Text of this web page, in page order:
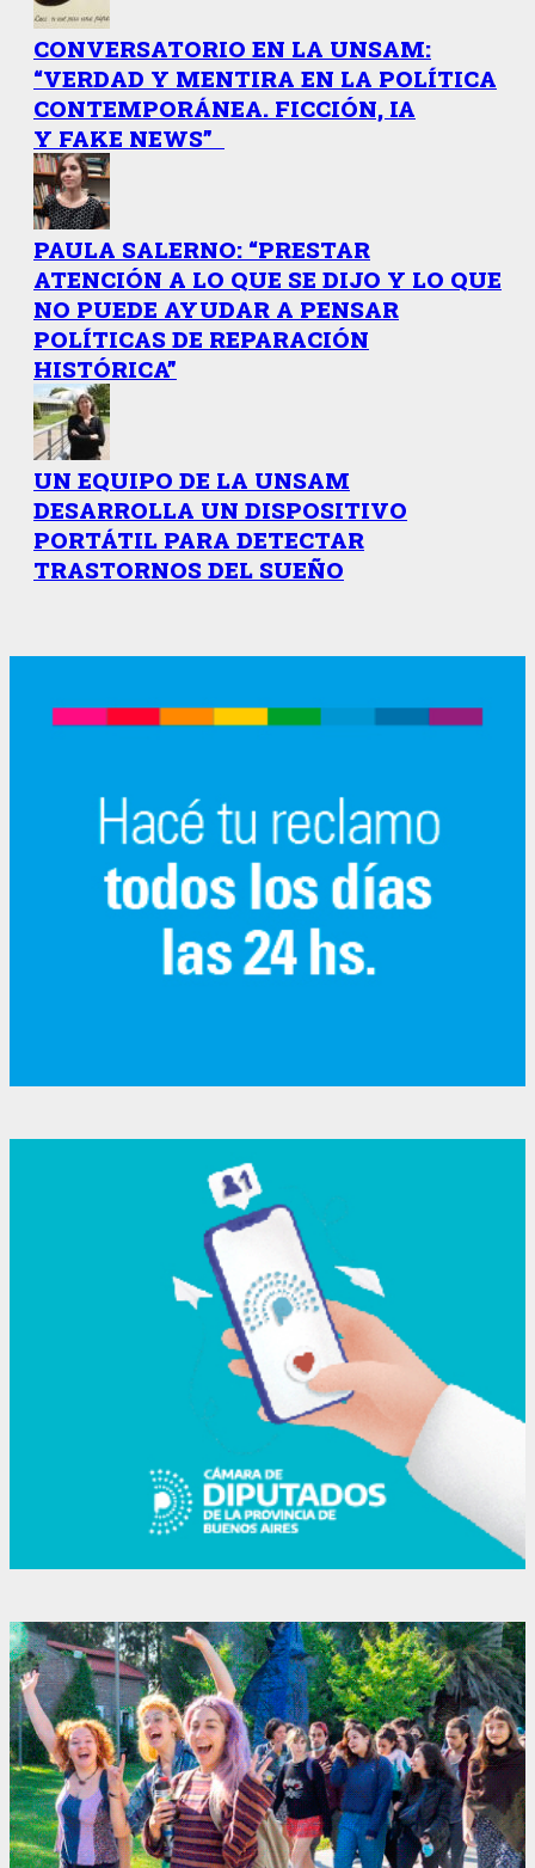
CONVERSATORIO EN LA UNSAM:
“VERDAD Y MENTIRA EN LA POLÍTICA
CONTEMPORÁNEA. FICCIÓN, IA
Y FAKE NEWS”
PAULA SALERNO: “PRESTAR
ATENCIÓN A LO QUE SE DIJO Y LO QUE
NO PUEDE AYUDAR A PENSAR
POLÍTICAS DE REPARACIÓN
HISTÓRICA”
UN EQUIPO DE LA UNSAM
DESARROLLA UN DISPOSITIVO
PORTÁTIL PARA DETECTAR
TRASTORNOS DEL SUEÑO